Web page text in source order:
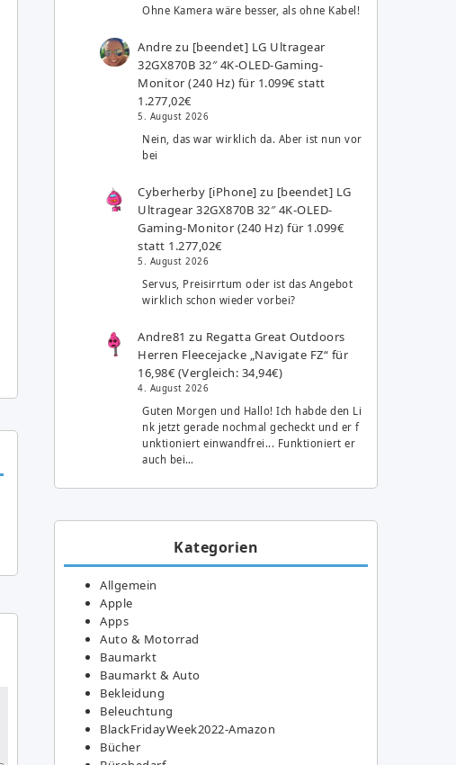
Ohne Kamera wäre besser, als ohne Kabel!
Andre zu [beendet] LG Ultragear
32GX870B 32″ 4K-OLED-Gaming-
Monitor (240 Hz) für 1.099€ statt
1.277,02€
5. August 2026
Nein, das war wirklich da. Aber ist nun vor
bei
Cyberherby [iPhone] zu [beendet] LG
Ultragear 32GX870B 32″ 4K-OLED-
Gaming-Monitor (240 Hz) für 1.099€
statt 1.277,02€
5. August 2026
Servus, Preisirrtum oder ist das Angebot
wirklich schon wieder vorbei?
Andre81 zu Regatta Great Outdoors
Herren Fleecejacke „Navigate FZ“ für
16,98€ (Vergleich: 34,94€)
4. August 2026
Guten Morgen und Hallo! Ich habde den Li
nk jetzt gerade nochmal gecheckt und er f
unktioniert einwandfrei... Funktioniert er
auch bei…
Kategorien
Allgemein
Apple
Apps
Auto & Motorrad
Baumarkt
Baumarkt & Auto
Bekleidung
Beleuchtung
BlackFridayWeek2022-Amazon
Bücher